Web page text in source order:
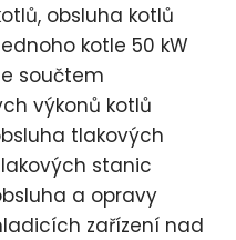
obsluha kotlů
kotle 50 kW
součtem
výkonů kotlů
tlakových
stanic
a opravy
zařízení nad